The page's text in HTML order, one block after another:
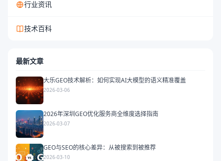
行业资讯
技术百科
最新文章
大乐GEO技术解析：如何实现AI大模型的语义精准覆盖
2026-03-06
2026年深圳GEO优化服务商全维度选择指南
2026-03-07
GEO与SEO的核心差异：从被搜索到被推荐
2026-03-10